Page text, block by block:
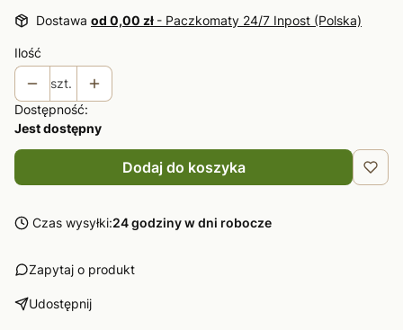
Dostawa od 0,00 zł - Paczkomaty 24/7 Inpost (Polska)
Ilość
szt.
Dostępność:
Jest dostępny
Dodaj do koszyka
Czas wysyłki:24 godziny w dni robocze
Zapytaj o produkt
Udostępnij